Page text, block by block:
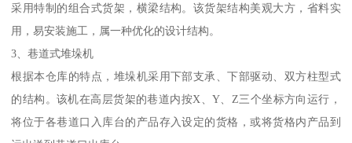
采用特制的组合式货架，横梁结构。该货架结构美观大方，省料实
用，易安装施工，属一种优化的设计结构。
3、巷道式堆垛机
根据本仓库的特点，堆垛机采用下部支承、下部驱动、双方柱型式
的结构。该机在高层货架的巷道内按X、Y、Z三个坐标方向运行，
将位于各巷道口入库台的产品存入设定的货格，或将货格内产品到